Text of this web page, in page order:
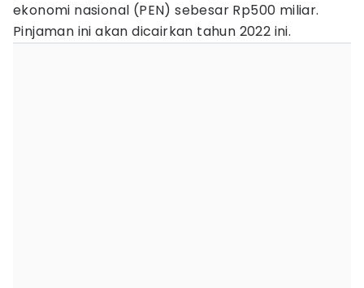
ekonomi nasional (PEN) sebesar Rp500 miliar.
Pinjaman ini akan dicairkan tahun 2022 ini.